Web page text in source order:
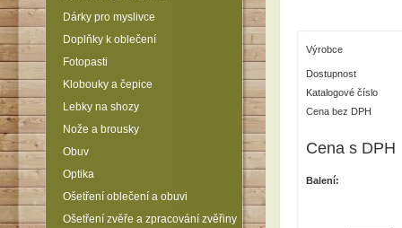
Výrobce
Dostupnost
Katalogové číslo
Cena bez DPH
Cena s DPH
Balení:
Dárky pro myslivce
Doplňky k oblečení
Fotopasti
Klobouky a čepice
Lebky na shozy
Nože a brousky
Obuv
Optika
Ošetření oblečení a obuvi
Ošetření zvěře a zpracování zvěřiny